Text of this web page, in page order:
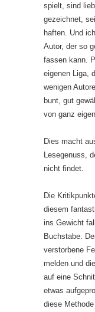
spielt, sind
gezeichnet,
haften. Und
Autor, der so
fassen kann.
eigenen Liga,
wenigen
bunt, gut
von ganz
Dies macht
Lesegenuss,
nicht findet.
Die
diesem
ins Gewicht
Buchstabe.
verstorbene
melden und
auf eine
etwas
diese